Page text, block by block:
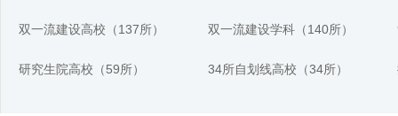
双一流建设高校（137所） 双一流建设学科（140所）
研究生院高校（59所） 34所自划线高校（34所）